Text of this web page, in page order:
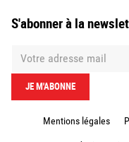
S'abonner à la
Mentions légales